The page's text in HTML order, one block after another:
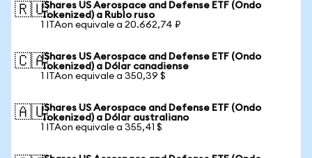
🇷🇺iShares US Aerospace and Defense ETF (Ondo
Tokenized) a Rublo ruso
1 ITAon equivale a 20.662,74 ₽
🇨🇦iShares US Aerospace and Defense ETF (Ondo
Tokenized) a Dólar canadiense
1 ITAon equivale a 350,39 $
🇦🇺iShares US Aerospace and Defense ETF (Ondo
Tokenized) a Dólar australiano
1 ITAon equivale a 355,41 $